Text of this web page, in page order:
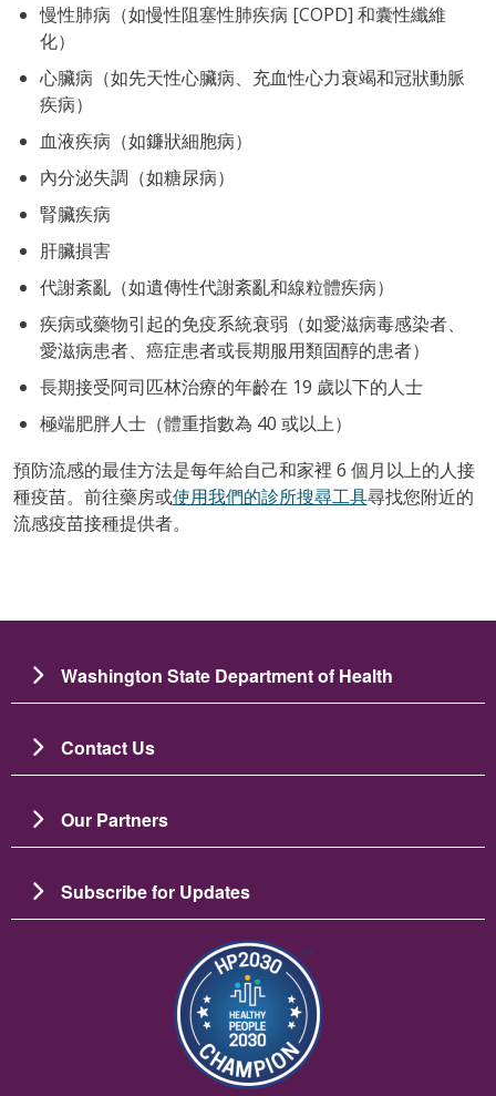
慢性肺病（如慢性阻塞性肺疾病 [COPD] 和囊性纖維
化）
心臟病（如先天性心臟病、充血性心力衰竭和冠狀動脈
疾病）
血液疾病（如鐮狀細胞病）
內分泌失調（如糖尿病）
腎臟疾病
肝臟損害
代謝紊亂（如遺傳性代謝紊亂和線粒體疾病）
疾病或藥物引起的免疫系統衰弱（如愛滋病毒感染者、
愛滋病患者、癌症患者或長期服用類固醇的患者）
長期接受阿司匹林治療的年齡在 19 歲以下的人士
極端肥胖人士（體重指數為 40 或以上）
預防流感的最佳方法是每年給自己和家裡 6 個月以上的人接
種疫苗。前往藥房或使用我們的診所搜尋工具尋找您附近的
流感疫苗接種提供者。
Washington State Department of Health
Contact Us
Our Partners
Subscribe for Updates
Image